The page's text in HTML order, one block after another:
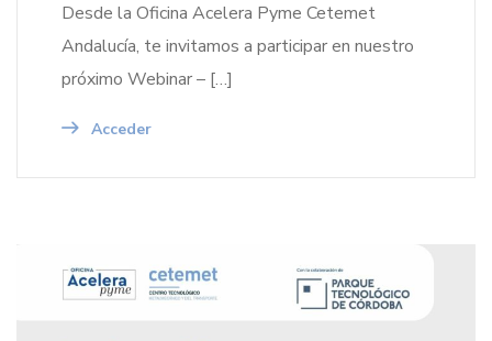
Desde la Oficina Acelera Pyme Cetemet
Andalucía, te invitamos a participar en nuestro
próximo Webinar – […]
Acceder